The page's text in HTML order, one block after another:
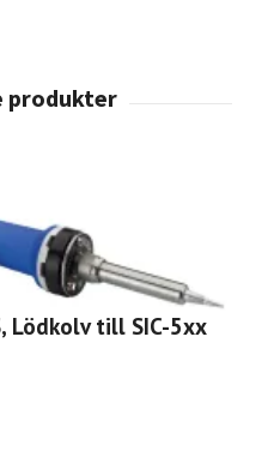
Lödkolv till SIC-5xx